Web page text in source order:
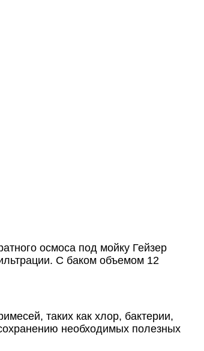
осмоса под мойку Гейзер
С баком объемом 12
таких как хлор, бактерии,
необходимых полезных